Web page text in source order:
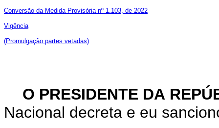
Conversão da Medida Provisória nº 1.103, de 2022
Vigência
(Promulgação partes vetadas)
O PRESIDENTE DA
Nacional decreta e eu